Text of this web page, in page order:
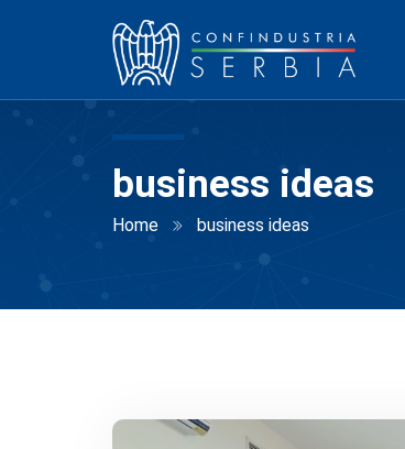
business ideas
Home business ideas